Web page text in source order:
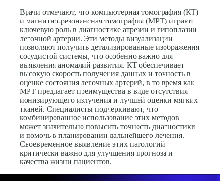
Врачи отмечают, что компьютерная томография (КТ)
и магнитно-резонансная томография (МРТ) играют
ключевую роль в диагностике атрезии и гипоплазии
легочной артерии. Эти методы визуализации
позволяют получить детализированные изображения
сосудистой системы, что особенно важно для
выявления аномалий развития. КТ обеспечивает
высокую скорость получения данных и точность в
оценке состояния легочных артерий, в то время как
МРТ предлагает преимущества в виде отсутствия
ионизирующего излучения и лучшей оценки мягких
тканей. Специалисты подчеркивают, что
комбинированное использование этих методов
может значительно повысить точность диагностики
и помочь в планировании дальнейшего лечения.
Своевременное выявление этих патологий
критически важно для улучшения прогноза и
качества жизни пациентов.